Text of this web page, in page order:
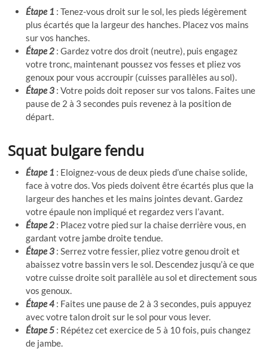
Étape 1 : Tenez-vous droit sur le sol, les pieds légèrement
plus écartés que la largeur des hanches. Placez vos mains
sur vos hanches.
Étape 2 : Gardez votre dos droit (neutre), puis engagez
votre tronc, maintenant poussez vos fesses et pliez vos
genoux pour vous accroupir (cuisses parallèles au sol).
Étape 3 : Votre poids doit reposer sur vos talons. Faites une
pause de 2 à 3 secondes puis revenez à la position de
départ.
Squat bulgare fendu
Étape 1 : Eloignez-vous de deux pieds d’une chaise solide,
face à votre dos. Vos pieds doivent être écartés plus que la
largeur des hanches et les mains jointes devant. Gardez
votre épaule non impliqué et regardez vers l’avant.
Étape 2 : Placez votre pied sur la chaise derrière vous, en
gardant votre jambe droite tendue.
Étape 3 : Serrez votre fessier, pliez votre genou droit et
abaissez votre bassin vers le sol. Descendez jusqu’à ce que
votre cuisse droite soit parallèle au sol et directement sous
vos genoux.
Étape 4 : Faites une pause de 2 à 3 secondes, puis appuyez
avec votre talon droit sur le sol pour vous lever.
Étape 5 : Répétez cet exercice de 5 à 10 fois, puis changez
de jambe.